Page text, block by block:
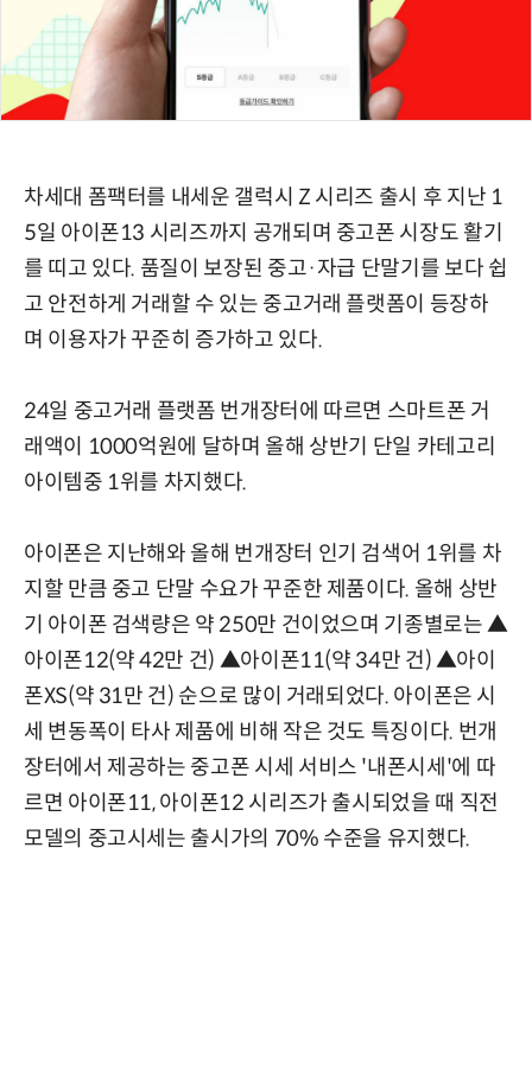
차세대 폼팩터를 내세운 갤럭시 Z 시리즈 출시 후 지난 1
5일 아이폰13 시리즈까지 공개되며 중고폰 시장도 활기
를 띠고 있다. 품질이 보장된 중고·자급 단말기를 보다 쉽
고 안전하게 거래할 수 있는 중고거래 플랫폼이 등장하
며 이용자가 꾸준히 증가하고 있다.
24일 중고거래 플랫폼 번개장터에 따르면 스마트폰 거
래액이 1000억원에 달하며 올해 상반기 단일 카테고리
아이템중 1위를 차지했다.
아이폰은 지난해와 올해 번개장터 인기 검색어 1위를 차
지할 만큼 중고 단말 수요가 꾸준한 제품이다. 올해 상반
기 아이폰 검색량은 약 250만 건이었으며 기종별로는 ▲
아이폰12(약 42만 건) ▲아이폰11(약 34만 건) ▲아이
폰XS(약 31만 건) 순으로 많이 거래되었다. 아이폰은 시
세 변동폭이 타사 제품에 비해 작은 것도 특징이다. 번개
장터에서 제공하는 중고폰 시세 서비스 '내폰시세'에 따
르면 아이폰11, 아이폰12 시리즈가 출시되었을 때 직전
모델의 중고시세는 출시가의 70% 수준을 유지했다.